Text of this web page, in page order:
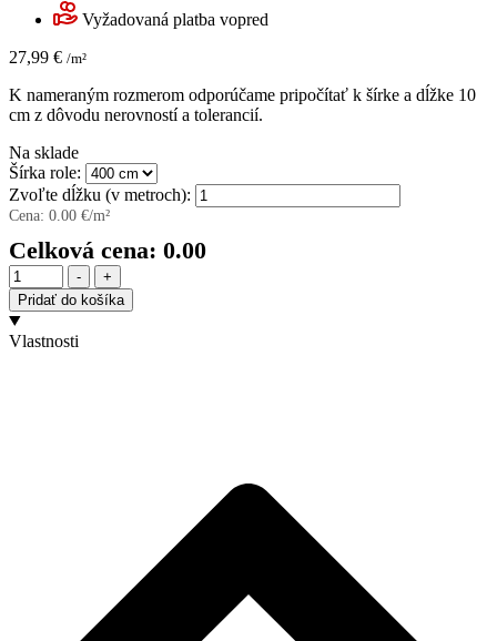
Vyžadovaná platba vopred
27,99 € /m²
K nameraným rozmerom odporúčame pripočítať k šírke a dĺžke 10
cm z dôvodu nerovností a tolerancií.
Na sklade
Šírka role:
Zvoľte dĺžku (v metroch):
Cena: 0.00 €/m²
Celková cena: 0.00
Množstvo-
+
Pridať do košíka
Vlastnosti